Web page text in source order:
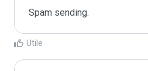
Spam sending.
Utile